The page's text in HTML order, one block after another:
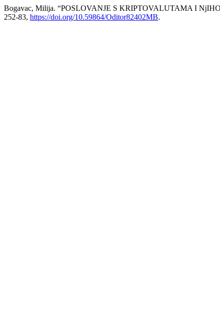
Bogavac, Milija. “POSLOVANJE S KRIPTOVALUTAMA I
252-83, https://doi.org/10.59864/Oditor82402MB.